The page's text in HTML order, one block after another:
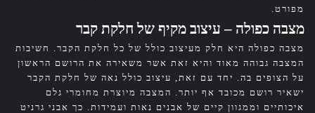
מפורט.
מצבה כפולה – עיצוב מקיף של חלקת קבר
מצבה כפולה היא חלק מעיצוב כולל של כל חלקת הקבר. חשיבות
המצבה גבוהה מאוד והיא זאת אשר משאירה את הרושם הראשון
על הצופים בה. יחד עם זאת, עיצוב כולל נאה של חלקת הקבר
ישאיר רושם מכובד אף יותר. המצבה מיוצרת מחומרי גלם
איכותיים וממגוון קיים של אבנים נאות ועמידות. כך אבני גרניט